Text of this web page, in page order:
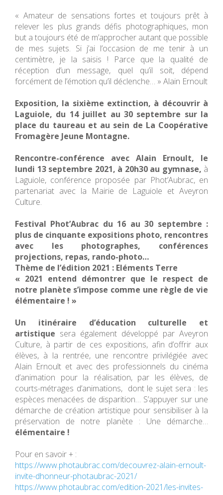
« Amateur de sensations fortes et toujours prêt à
relever les plus grands défis photographiques, mon
but a toujours été de m’approcher autant que possible
de mes sujets. Si j’ai l’occasion de me tenir à un
centimètre, je la saisis ! Parce que la qualité de
réception d’un message, quel qu’il soit, dépend
forcément de l’émotion qu’il déclenche… » Alain Ernoult
Exposition, la sixième extinction, à découvrir à
Laguiole, du 14 juillet au 30 septembre sur la
place du taureau et au sein de La Coopérative
Fromagère Jeune Montagne.
Rencontre-conférence avec Alain Ernoult, le
lundi 13 septembre 2021, à 20h30 au gymnase, à
Laguiole, conférence proposée par Phot’Aubrac, en
partenariat avec la Mairie de Laguiole et Aveyron
Culture.
Festival Phot’Aubrac du 16 au 30 septembre :
plus de cinquante expositions photo, rencontres
avec les photographes, conférences
projections, repas, rando-photo…
Thème de l’édition 2021 : Eléments Terre
« 2021 entend démontrer que le respect de
notre planète s’impose comme une règle de vie
élémentaire ! »
Un itinéraire d’éducation culturelle et
artistique sera également développé par Aveyron
Culture, à partir de ces expositions, afin d’offrir aux
élèves, à la rentrée, une rencontre privilégiée avec
Alain Ernoult et avec des professionnels du cinéma
d’animation pour la réalisation, par les élèves, de
courts-métrages d’animations, dont le sujet sera : les
espèces menacées de disparition… S’appuyer sur une
démarche de création artistique pour sensibiliser à la
préservation de notre planète : Une démarche…
élémentaire !
Pour en savoir + :
https://www.photaubrac.com/decouvrez-alain-ernoult-
invite-dhonneur-photaubrac-2021/
https://www.photaubrac.com/edition-2021/les-invites-